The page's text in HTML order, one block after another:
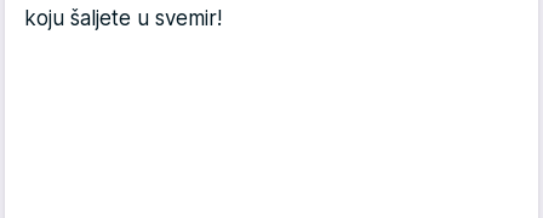
koju šaljete u svemir!